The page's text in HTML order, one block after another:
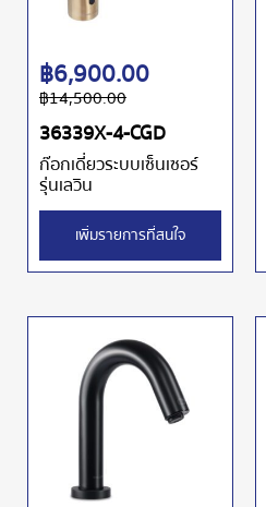
36339X-4-CGD
ก๊อกเดี่ยวระบบเซ็นเซอร์
รุ่นเลวิน
฿14,500.00
฿6,900.00
เพิ่มรายการที่สนใจ